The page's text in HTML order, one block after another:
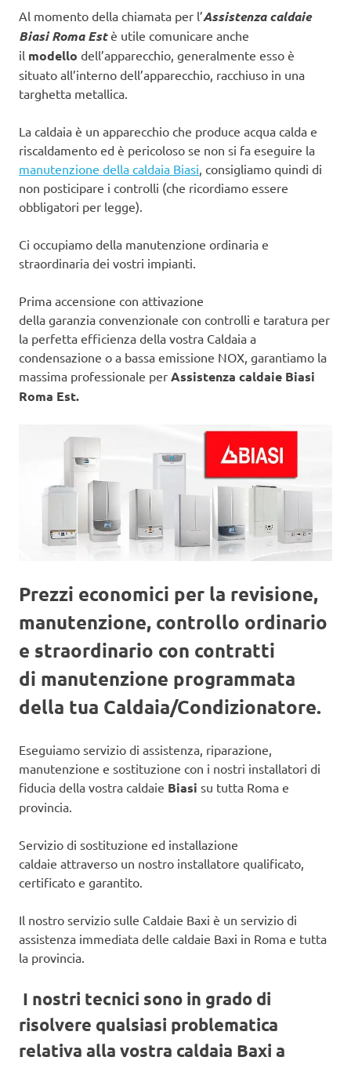
Al momento della chiamata per l’Assistenza caldaie
Biasi Roma Estè utile comunicare anche
il modello dell’apparecchio, generalmente esso è
situato all’interno dell’apparecchio, racchiuso in una
targhetta metallica.
La caldaia è un apparecchio che produce acqua calda e
riscaldamento ed è pericoloso se non si fa eseguire la
manutenzione della caldaia Biasi , consigliamo quindi di
non posticipare i controlli (che ricordiamo essere
obbligatori per legge).
Ci occupiamo della manutenzione ordinaria e
straordinaria dei vostri impianti.
Prima accensione con attivazione
della garanzia convenzionale con controlli e taratura per
la perfetta efficienza della vostra Caldaia a
condensazione o a bassa emissione NOX, garantiamo la
massima professionale per Assistenza caldaie Biasi
Roma Est.
Prezzi economici per la revisione,
manutenzione, controllo ordinario
e straordinario con contratti
di manutenzione programmata
della tua Caldaia/Condizionatore.
Eseguiamo servizio di assistenza, riparazione,
manutenzione e sostituzione con i nostri installatori di
fiducia della vostra caldaie Biasi su tutta Roma e
provincia.
Servizio di sostituzione ed installazione
caldaie attraverso un nostro installatore qualificato,
certificato e garantito.
Il nostro servizio sulle Caldaie Baxi è un servizio di
assistenza immediata delle caldaie Baxi in Roma e tutta
la provincia.
I nostri tecnici sono in grado di
risolvere qualsiasi problematica
relativa alla vostra caldaia Baxi a